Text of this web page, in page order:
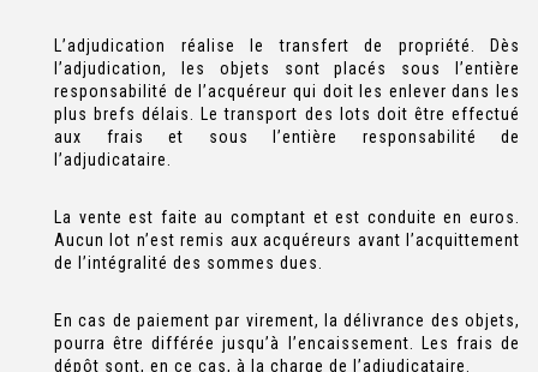
L’adjudication réalise le transfert de propriété. Dès
l’adjudication, les objets sont placés sous l’entière
responsabilité de l’acquéreur qui doit les enlever dans les
plus brefs délais. Le transport des lots doit être effectué
aux frais et sous l’entière responsabilité de
l’adjudicataire.
La vente est faite au comptant et est conduite en euros.
Aucun lot n’est remis aux acquéreurs avant l’acquittement
de l’intégralité des sommes dues.
En cas de paiement par virement, la délivrance des objets,
pourra être différée jusqu’à l’encaissement. Les frais de
dépôt sont, en ce cas, à la charge de l’adjudicataire.